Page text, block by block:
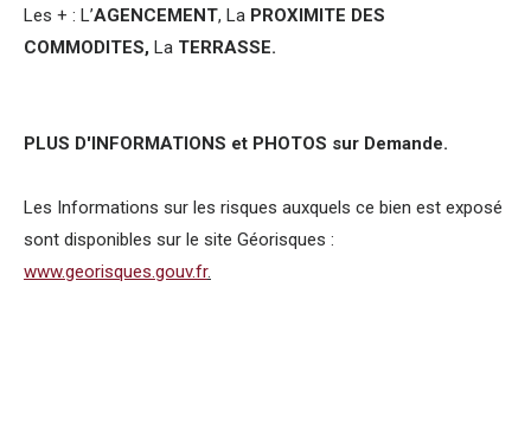
Les + : L’AGENCEMENT, La PROXIMITE DES
COMMODITES, La TERRASSE.
PLUS D'INFORMATIONS et PHOTOS sur Demande.
Les Informations sur les risques auxquels ce bien est exposé
sont disponibles sur le site Géorisques :
www.georisques.gouv.fr.